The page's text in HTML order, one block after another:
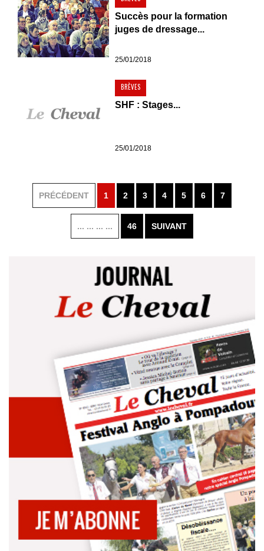
Succès pour la formation
juges de dressage...
25/01/2018
BRÈVES
SHF : Stages...
25/01/2018
PRÉCÉDENT 1 2 3 4 5 6 7
... ... ... ... 46 SUIVANT